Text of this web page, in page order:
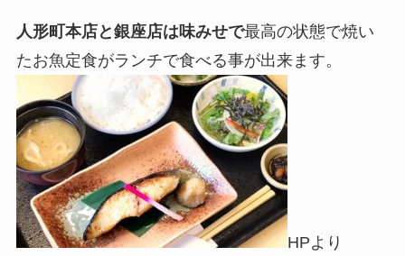
人形町本店と銀座店は味みせで最高の状態で焼い
たお魚定食がランチで食べる事が出来ます。
HPより